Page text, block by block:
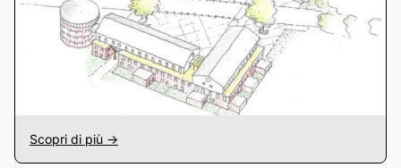
Scopri di più ->